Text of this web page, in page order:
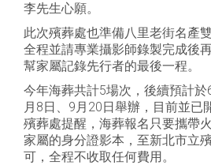
李先生心願。
此次殯葬處也準備八里老街名產
全程並請專業攝影師錄製完成後
幫家屬記錄先行者的最後一程。
今年海葬共計5場次，後續預計
月8日、9月20日舉辦，目前並已
殯葬處提醒，海葬報名只要攜帶
家屬的身分證影本，至新北市立
可，全程不收取任何費用。